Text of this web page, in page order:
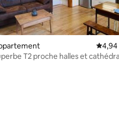
5
sur la base de 17
4,94
T2 proche halles et